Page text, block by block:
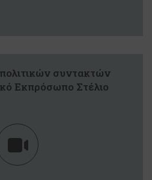
συντακτών
Εκπρόσωπο Στέλιο